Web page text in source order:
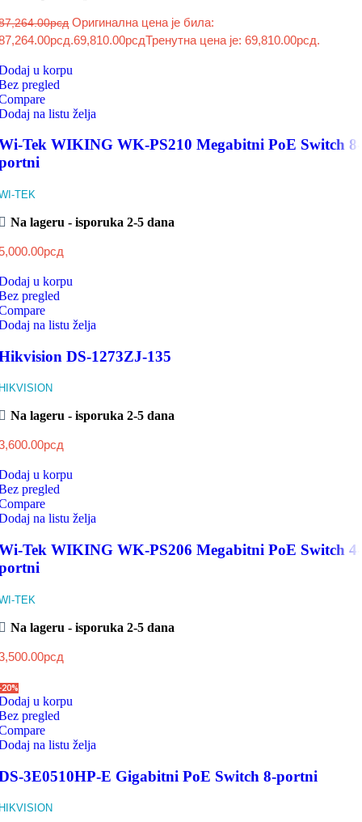
рсд Оригинална цена је била:
69,810.00рсдТренутна цена је: 69,810.00рсд.
u korpu
pregled
na listu želja
Tek WIKING WK-PS210 Megabitni PoE Switch 8-
TEK
Na lageru - isporuka 2-5 dana
рсд
u korpu
pregled
na listu želja
DS-1273ZJ-135
Na lageru - isporuka 2-5 dana
рсд
u korpu
pregled
na listu želja
Tek WIKING WK-PS206 Megabitni PoE Switch 4-
TEK
Na lageru - isporuka 2-5 dana
рсд
u korpu
pregled
na listu želja
3E0510HP-E Gigabitni PoE Switch 8-portni